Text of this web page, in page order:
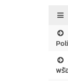
พร้